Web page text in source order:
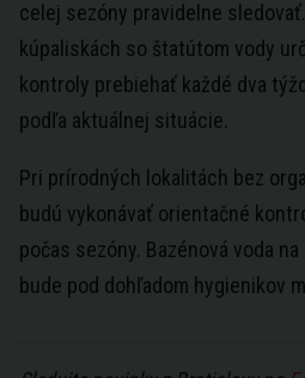
celej sezóny pravidelne
kúpaliskách so štatútom vody
kontroly prebiehať každé dva
podľa aktuálnej situácie.
Pri prírodných lokalitách bez
budú vykonávať orientačné
počas sezóny. Bazénová voda
bude pod dohľadom hygienikov